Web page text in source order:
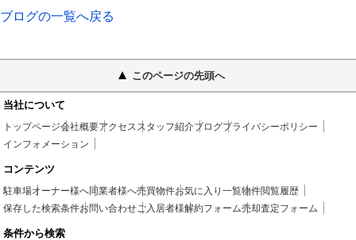
ブログの一覧へ戻る
このページの先頭へ
当社について
トップページ会社概要アクセススタッフ紹介ブログプライバシーポリシー
インフォメーション
コンテンツ
駐車場オーナー様へ同業者様へ売買物件お気に入り一覧物件閲覧履歴
保存した検索条件お問い合わせご入居者様解約フォーム売却査定フォーム
条件から検索